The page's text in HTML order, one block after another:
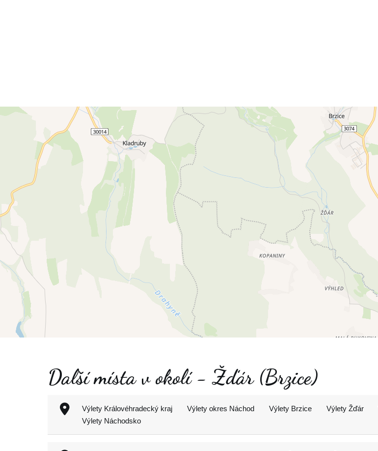
Další místa v okolí - Žďár (Brzice)
Výlety Královéhradecký kraj Výlety okres Náchod Výlety Brzice Výlety Žďár
Výlety Náchodsko